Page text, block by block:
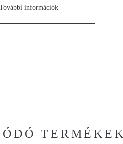
További információk
TERMÉKEK